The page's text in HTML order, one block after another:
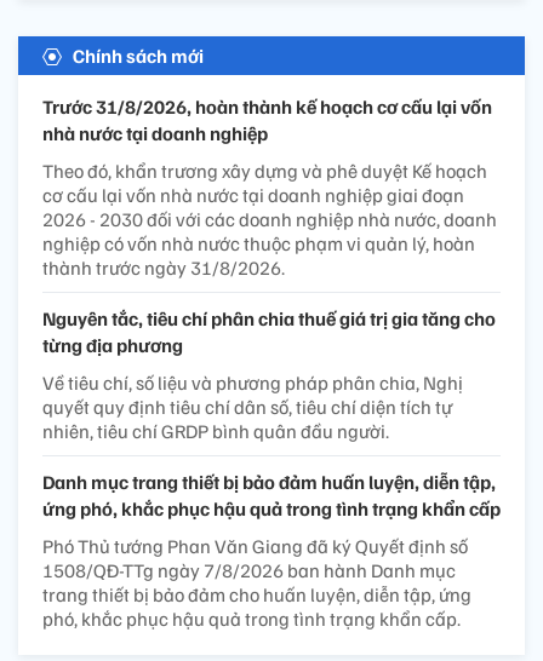
Chính sách mới
Trước 31/8/2026, hoàn thành kế hoạch cơ cấu lại vốn
nhà nước tại doanh nghiệp
Theo đó, khẩn trương xây dựng và phê duyệt Kế hoạch
cơ cấu lại vốn nhà nước tại doanh nghiệp giai đoạn
2026 - 2030 đối với các doanh nghiệp nhà nước, doanh
nghiệp có vốn nhà nước thuộc phạm vi quản lý, hoàn
thành trước ngày 31/8/2026.
Nguyên tắc, tiêu chí phân chia thuế giá trị gia tăng cho
từng địa phương
Về tiêu chí, số liệu và phương pháp phân chia, Nghị
quyết quy định tiêu chí dân số, tiêu chí diện tích tự
nhiên, tiêu chí GRDP bình quân đầu người.
Danh mục trang thiết bị bảo đảm huấn luyện, diễn tập,
ứng phó, khắc phục hậu quả trong tình trạng khẩn cấp
Phó Thủ tướng Phan Văn Giang đã ký Quyết định số
1508/QĐ-TTg ngày 7/8/2026 ban hành Danh mục
trang thiết bị bảo đảm cho huấn luyện, diễn tập, ứng
phó, khắc phục hậu quả trong tình trạng khẩn cấp.